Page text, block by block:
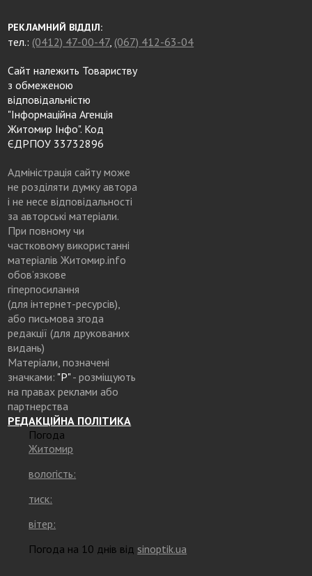
РЕКЛАМНИЙ ВІДДІЛ:
тел.: (0412) 47-00-47, (067) 412-63-04
Сайт належить Товариству
з обмеженою
відповідальністю
"Інформаційна Агенція
Житомир Інфо". Код
ЄДРПОУ 33732896
Адміністрація сайту може
не розділяти думку автора
і не несе відповідальності
за авторські матеріали.
При повному чи
частковому використанні
матеріалів Житомир.info
обов’язкове
гіперпосилання
(для інтернет-ресурсів),
або письмова згода
редакції (для друкованих
видань)
Матеріали, позначені
значками: "Р"- розміщують
на правах реклами або
партнерства
РЕДАКЦІЙНА ПОЛІТИКА
Погода
Житомир
вологість:
тиск:
вітер:
Погода на 10 днів від sinoptik.ua